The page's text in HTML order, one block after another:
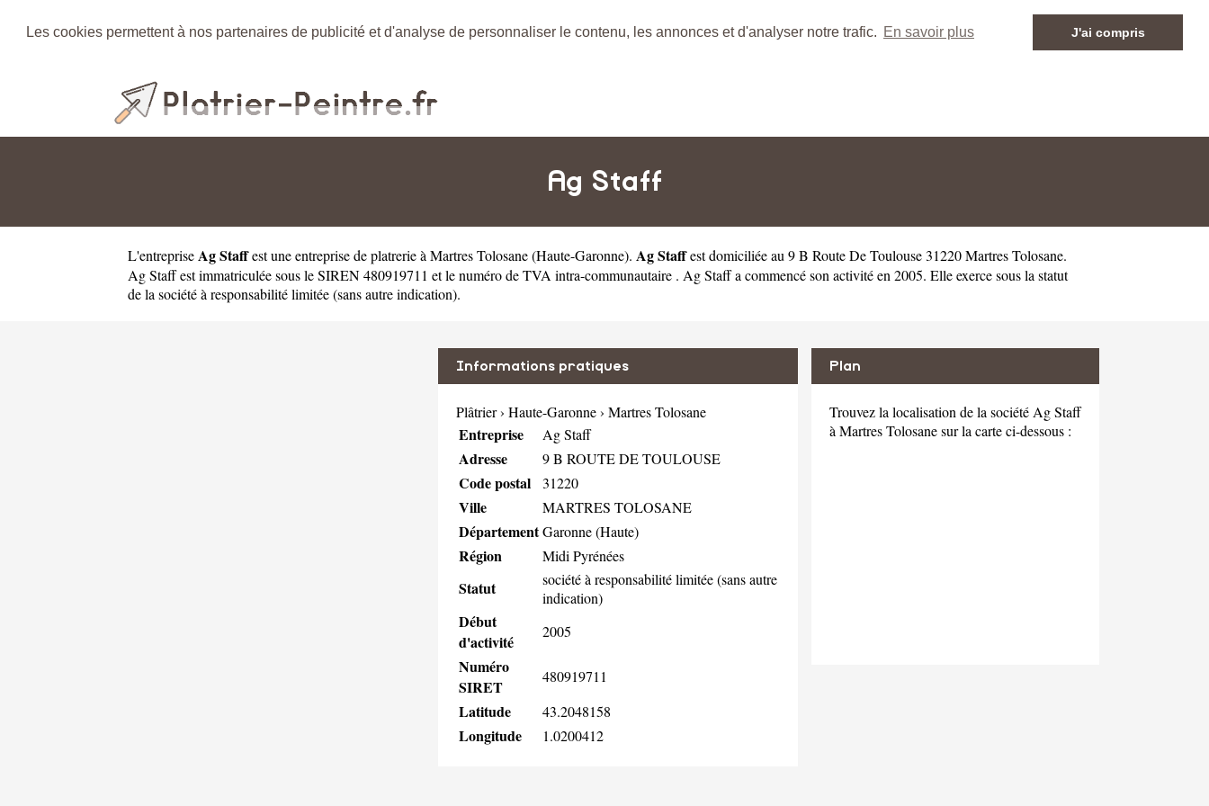
Les cookies permettent à nos partenaires de publicité et d'analyse de personnaliser le contenu, les annonces et d'analyser notre trafic. En savoir plus J'ai compris
Ag Staff
L'entreprise Ag Staffest uneentreprise de platrerie à Martres Tolosane(Haute-Garonne). Ag Staffest domiciliée au 9 B Route De Toulouse 31220 Martres Tolosane.
Ag Staff est immatriculée sous le SIREN 480919711 et le numéro de TVA intra-communautaire . Ag Staff a commencé son activité en 2005. Elle exerce sous la statut
de la société à responsabilité limitée (sans autre indication).
Informations pratiques
Plâtrier› Haute-Garonne› Martres Tolosane
Entreprise Ag Staff
Adresse 9 B ROUTE DE TOULOUSE
Code postal 31220
Ville MARTRES TOLOSANE
DépartementGaronne (Haute)
Région Midi Pyrénées
Statut
société à responsabilité limitée (sans autre
indication)
Début
d'activité
2005
Numéro
SIRET
480919711
Latitude 43.2048158
Longitude 1.0200412
Plan
Trouvez la localisation de la société Ag Staff
à Martres Tolosane sur la carte ci-dessous :